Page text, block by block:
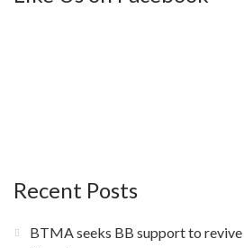
Recent Posts
BTMA seeks BB support to